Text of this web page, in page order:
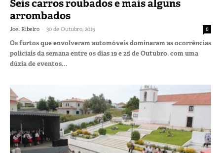
Seis carros roubados e mais alguns
arrombados
Joel Ribeiro - 30 de Outubro, 2015 0
Os furtos que envolveram automóveis dominaram as ocorrências
policiais da semana entre os dias 19 e 25 de Outubro, com uma
dúzia de eventos...